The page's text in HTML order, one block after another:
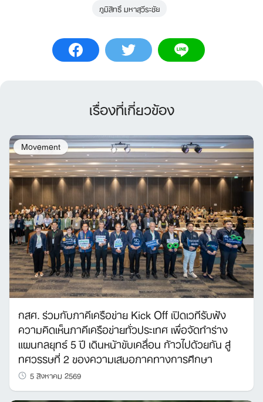
ภูมิสิทธิ์ มหาสุวีระชัย
เรื่องที่เกี่ยวข้อง
Movement
กสศ. ร่วมกับภาคีเครือข่าย Kick Off เปิดเวทีรับฟัง
ความคิดเห็นภาคีเครือข่ายทั่วประเทศ เพื่อจัดทำร่าง
แผนกลยุทธ์ 5 ปี เดินหน้าขับเคลื่อน ก้าวไปด้วยกัน สู่
ทศวรรษที่ 2 ของความเสมอภาคทางการศึกษา
5 สิงหาคม 2569